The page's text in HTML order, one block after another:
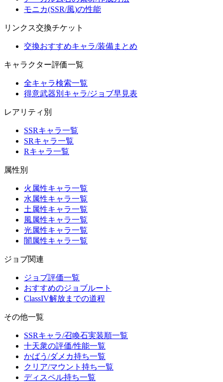
モニカ(SSR/風)の性能
リンクス交換チケット
交換おすすめキャラ/装備まとめ
キャラクター評価一覧
全キャラ検索一覧
得意武器別キャラ/ジョブ早見表
レアリティ別
SSRキャラ一覧
SRキャラ一覧
Rキャラ一覧
属性別
火属性キャラ一覧
水属性キャラ一覧
土属性キャラ一覧
風属性キャラ一覧
光属性キャラ一覧
闇属性キャラ一覧
ジョブ関連
ジョブ評価一覧
おすすめのジョブルート
ClassIV解放までの道程
その他一覧
SSRキャラ/召喚石実装順一覧
十天衆の評価/性能一覧
かばう/ダメカ持ち一覧
クリア/マウント持ち一覧
ディスペル持ち一覧